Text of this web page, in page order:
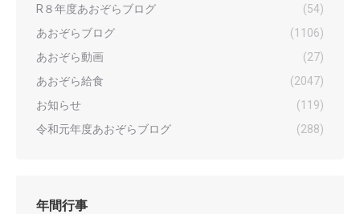
R８年度あおぞらブログ
(54)
あおぞらブログ
(1106)
あおぞら動画
(27)
あおぞら給食
(2047)
お知らせ
(119)
令和元年度あおぞらブログ
(288)
年間行事